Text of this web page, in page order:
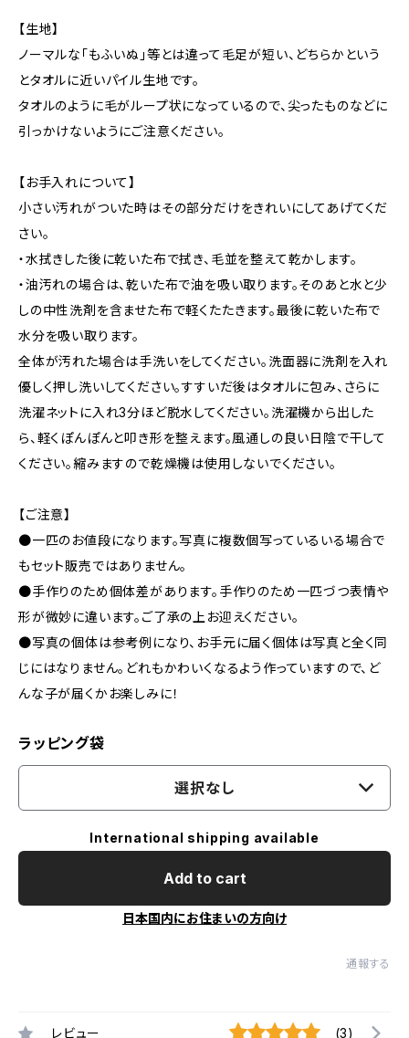
【生地】
ノーマルな「もふいぬ」等とは違って毛足が短い、どちらかという
とタオルに近いパイル生地です。
タオルのように毛がループ状になっているので、尖ったものなどに
引っかけないようにご注意ください。
【お手入れについて】
小さい汚れがついた時はその部分だけをきれいにしてあげてくだ
さい。
・水拭きした後に乾いた布で拭き、毛並を整えて乾かします。
・油汚れの場合は、乾いた布で油を吸い取ります。そのあと水と少
しの中性洗剤を含ませた布で軽くたたきます。最後に乾いた布で
水分を吸い取ります。
全体が汚れた場合は手洗いをしてください。洗面器に洗剤を入れ
優しく押し洗いしてください。すすいだ後はタオルに包み、さらに
洗濯ネットに入れ3分ほど脱水してください。洗濯機から出した
ら、軽くぽんぽんと叩き形を整えます。風通しの良い日陰で干して
ください。縮みますので乾燥機は使用しないでください。
【ご注意】
●一匹のお値段になります。写真に複数個写っているいる場合で
もセット販売ではありません。
●手作りのため個体差があります。手作りのため一匹づつ表情や
形が微妙に違います。ご了承の上お迎えください。
●写真の個体は参考例になり、お手元に届く個体は写真と全く同
じにはなりません。どれもかわいくなるよう作っていますので、ど
んな子が届くかお楽しみに！
ラッピング袋
選択なし
International shipping available
Add to cart
日本国内にお住まいの方向け
通報する
レビュー (3)